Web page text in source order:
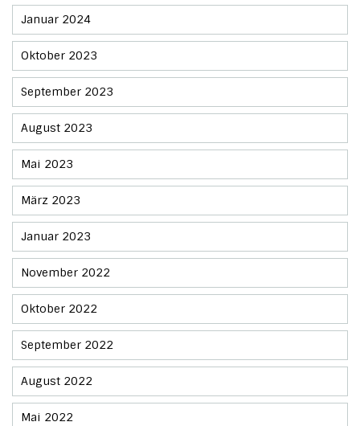
Januar 2024
Oktober 2023
September 2023
August 2023
Mai 2023
März 2023
Januar 2023
November 2022
Oktober 2022
September 2022
August 2022
Mai 2022